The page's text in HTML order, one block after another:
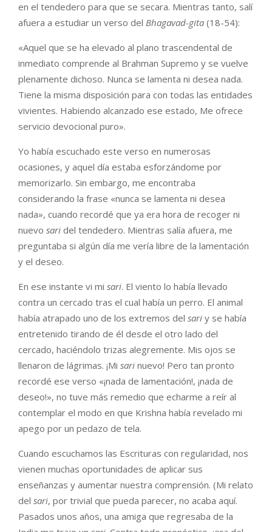
en el tendedero para que se secara. Mientras tanto, salí
afuera a estudiar un verso del Bhagavad-gita (18-54):
«Aquel que se ha elevado al plano trascendental de
inmediato comprende al Brahman Supremo y se vuelve
plenamente dichoso. Nunca se lamenta ni desea nada.
Tiene la misma disposición para con todas las entidades
vivientes. Habiendo alcanzado ese estado, Me ofrece
servicio devocional puro».
Yo había escuchado este verso en numerosas
ocasiones, y aquel día estaba esforzándome por
memorizarlo. Sin embargo, me encontraba
considerando la frase «nunca se lamenta ni desea
nada», cuando recordé que ya era hora de recoger ni
nuevo sari del tendedero. Mientras salía afuera, me
preguntaba si algún día me vería libre de la lamentación
y el deseo.
En ese instante vi mi sari. El viento lo había llevado
contra un cercado tras el cual había un perro. El animal
había atrapado uno de los extremos del sari y se había
entretenido tirando de él desde el otro lado del
cercado, haciéndolo trizas alegremente. Mis ojos se
llenaron de lágrimas. ¡Mi sari nuevo! Pero tan pronto
recordé ese verso «¡nada de lamentación!, ¡nada de
deseo!», no tuve más remedio que echarme a reír al
contemplar el modo en que Krishna había revelado mi
apego por un pedazo de tela.
Cuando escuchamos las Escrituras con regularidad, nos
vienen muchas oportunidades de aplicar sus
enseñanzas y aumentar nuestra comprensión. (Mi relato
del sari, por trivial que pueda parecer, no acaba aquí.
Pasados unos años, una amiga que regresaba de la